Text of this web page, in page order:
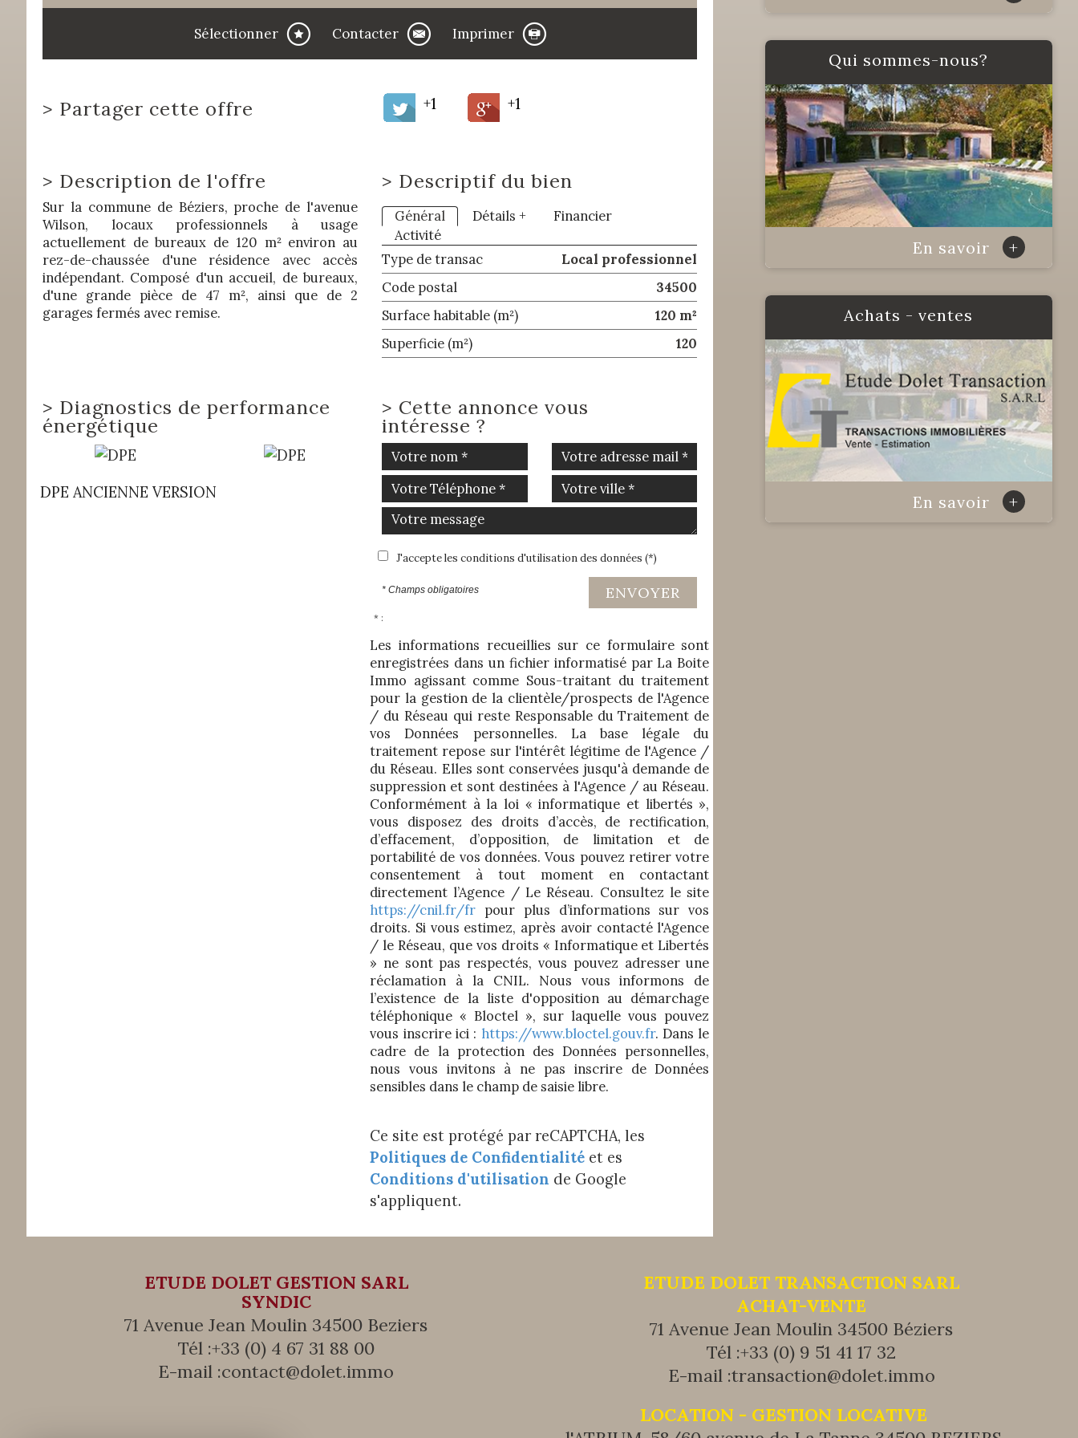
Sélectionner Contacter Imprimer
> Partager cette offre +1 +1
> Description de l'offre
Sur la commune de Béziers, proche de l'avenue
Wilson, locaux professionnels à usage
actuellement de bureaux de 120 m² environ au
rez-de-chaussée d'une résidence avec accès
indépendant. Composé d'un accueil, de bureaux,
d'une grande pièce de 47 m², ainsi que de 2
garages fermés avec remise.
> Descriptif du bien
Général Détails +
Financier
Activité
Type de transac
Local professionnel
Code postal
34500
Surface habitable (m²)
120 m²
Superficie (m²)
120
> Diagnostics de performance
énergétique
DPE ANCIENNE VERSION
> Cette annonce vous
intéresse ?
J'accepte les conditions d'utilisation des données (*)
* Champs obligatoires ENVOYER
* :
Les informations recueillies sur ce formulaire sont
enregistrées dans un fichier informatisé par La Boite
Immo agissant comme Sous-traitant du traitement
pour la gestion de la clientèle/prospects de l'Agence
/ du Réseau qui reste Responsable du Traitement de
vos Données personnelles. La base légale du
traitement repose sur l'intérêt légitime de l'Agence /
du Réseau. Elles sont conservées jusqu'à demande de
suppression et sont destinées à l'Agence / au Réseau.
Conformément à la loi « informatique et libertés »,
vous disposez des droits d’accès, de rectification,
d’effacement, d’opposition, de limitation et de
portabilité de vos données. Vous pouvez retirer votre
consentement à tout moment en contactant
directement l’Agence / Le Réseau. Consultez le site
https://cnil.fr/fr pour plus d’informations sur vos
droits. Si vous estimez, après avoir contacté l'Agence
/ le Réseau, que vos droits « Informatique et Libertés
» ne sont pas respectés, vous pouvez adresser une
réclamation à la CNIL. Nous vous informons de
l’existence de la liste d'opposition au démarchage
téléphonique « Bloctel », sur laquelle vous pouvez
vous inscrire ici : https://www.bloctel.gouv.fr. Dans le
cadre de la protection des Données personnelles,
nous vous invitons à ne pas inscrire de Données
sensibles dans le champ de saisie libre.
Ce site est protégé par reCAPTCHA, les
Politiques de Confidentialité et es
Conditions d'utilisation de Google
s'appliquent.
qui sommes-nous?
En savoir +
achats - ventes
En savoir +
ETUDE DOLET GESTION SARL
SYNDIC
71 Avenue Jean Moulin 34500 Beziers
Tél :+33 (0) 4 67 31 88 00
E-mail :contact@dolet.immo
LOCATION - GESTION LOCATIVE
ETUDE DOLET TRANSACTION SARL
ACHAT-VENTE
71 Avenue Jean Moulin 34500 Béziers
Tél :+33 (0) 9 51 41 17 32
E-mail :transaction@dolet.immo